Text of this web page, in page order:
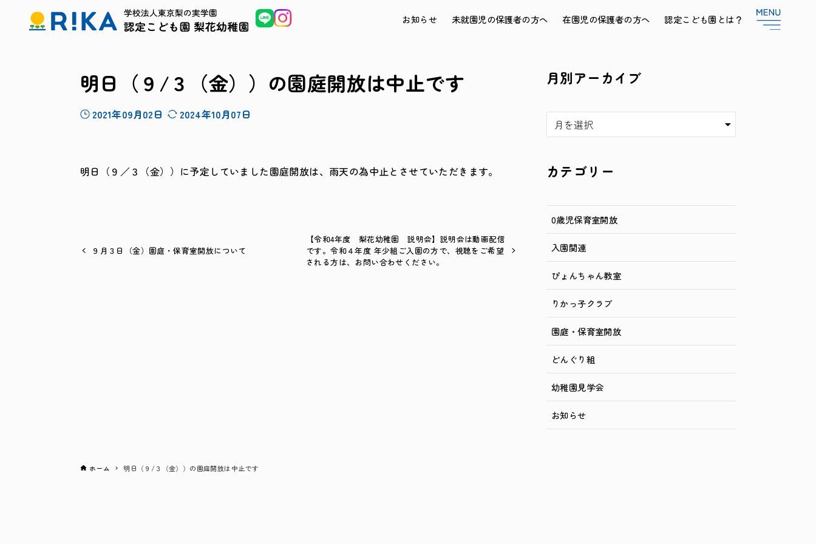
お知らせ 未就園児の保護者の方へ 在園児の保護者の方へ 認定こども園とは？
明日（９/３（金））の園庭開放は中止です
2021年09月02日 2024年10月07日
明日（９／３（金））に予定していました園庭開放は、雨天の為中止とさせていただきます。
９月３日（金）園庭・保育室開放について
【令和4年度 梨花幼稚園 説明会】説明会は動画配信
です。令和４年度 年少組ご入園の方で、視聴をご希望
される方は、お問い合わせください。
月別アーカイブ
ブ
カテゴリー
0歳児保育室開放
入園関連
ぴょんちゃん教室
りかっ子クラブ
園庭・保育室開放
どんぐり組
幼稚園見学会
お知らせ
ホーム 明日（９/３（金））の園庭開放は中止です